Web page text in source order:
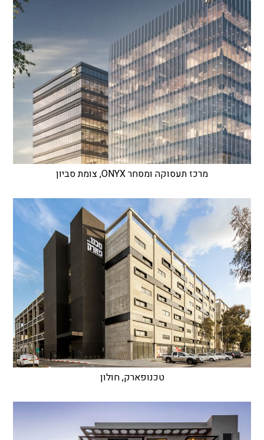
מרכז תעסוקה ומסחר ONYX, צומת סביון
טכנופארק, חולון